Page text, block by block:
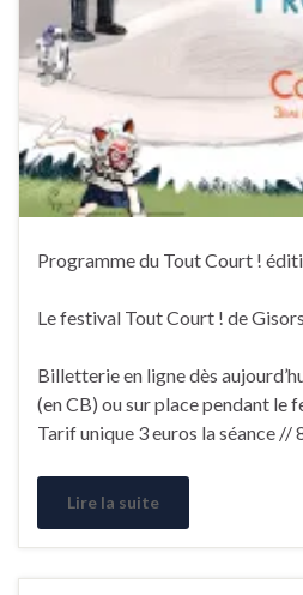
Programme du Tout Court !
Le festival Tout Court ! de
Billetterie en ligne dès
(en CB) ou sur place pendant le
Tarif unique 3 euros la séance //
Lire la suite